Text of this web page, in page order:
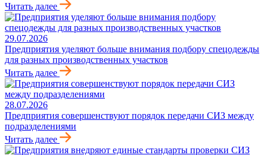
Читать далее
29.07.2026
Предприятия уделяют больше внимания подбору спецодежды
для разных производственных участков
Читать далее
28.07.2026
Предприятия совершенствуют порядок передачи СИЗ между
подразделениями
Читать далее